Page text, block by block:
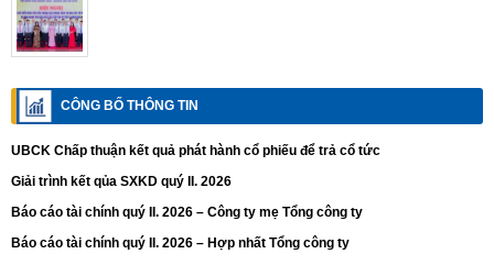
CÔNG BỐ THÔNG TIN
UBCK Chấp thuận kết quả phát hành cổ phiếu để trả cổ tức
Giải trình kết qủa SXKD quý II. 2026
Báo cáo tài chính quý II. 2026 – Công ty mẹ Tổng công ty
Báo cáo tài chính quý II. 2026 – Hợp nhất Tổng công ty